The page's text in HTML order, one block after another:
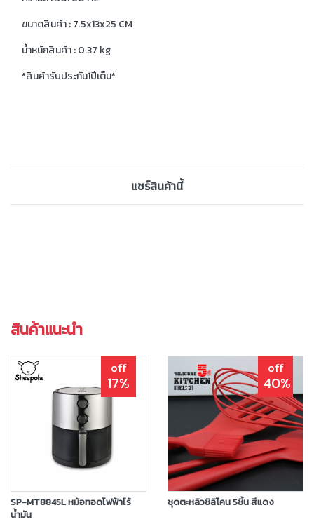
ขนาดสินค้า : 7.5x13x25 CM
น้ำหนักสินค้า : 0.37 kg
*สินค้ารับประกัน1ปีเต็ม*
แชร์สินค้านี้
สินค้าแนะนำ
off
17%
SP-MT8845L หม้อทอดไฟฟ้าไร้
น้ำมัน
off
40%
ชุดตะหลิวซิลิโคน 5ชิ้น สีแดง